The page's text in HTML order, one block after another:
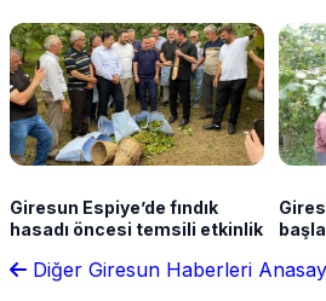
Giresun Espiye’de fındık
hasadı öncesi temsili etkinlik
Diğer Giresun Haberleri